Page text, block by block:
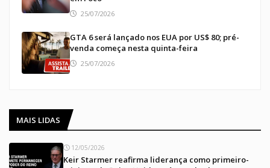
25/07/2026
GTA 6 será lançado nos EUA por US$ 80; pré-
venda começa nesta quinta-feira
25/07/2026
MAIS LIDAS
12/05/2026
Keir Starmer reafirma liderança como primeiro-